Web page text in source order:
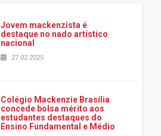
Jovem mackenzista é
destaque no nado artístico
nacional
27.02.2025
Colégio Mackenzie Brasília
concede bolsa mérito aos
estudantes destaques do
Ensino Fundamental e Médio